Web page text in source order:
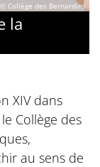
© Collège des Bernardins
la
XIV dans
Collège des
au sens de